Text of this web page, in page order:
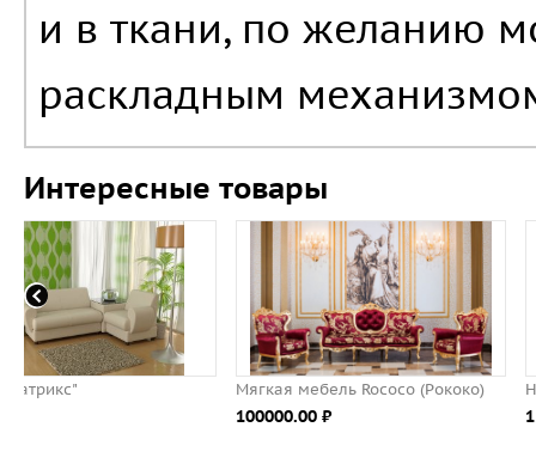
и в ткани, по желанию
раскладным
Интересные товары
Мягкая мебель Rococo (Рококо) Наполеон
15500.00 ⃏